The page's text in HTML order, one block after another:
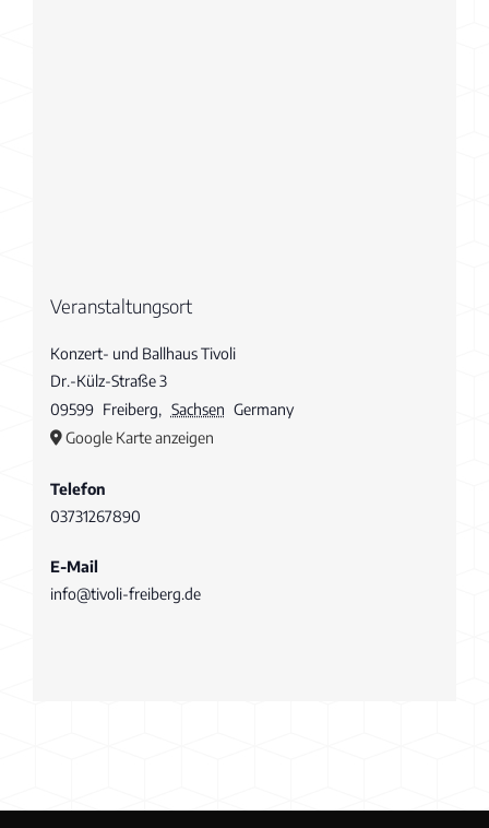
Veranstaltungsort
Konzert- und Ballhaus Tivoli
Dr.-Külz-Straße 3
09599 Freiberg, Sachsen Germany
Google Karte anzeigen
Telefon
03731267890
E-Mail
info@tivoli-freiberg.de